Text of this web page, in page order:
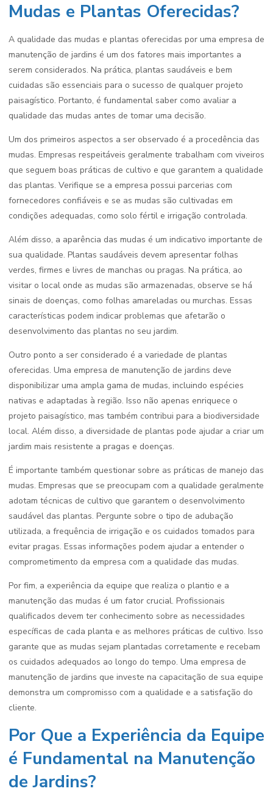
Mudas e Plantas Oferecidas?
A qualidade das mudas e plantas oferecidas por uma empresa de
manutenção de jardins é um dos fatores mais importantes a
serem considerados. Na prática, plantas saudáveis e bem
cuidadas são essenciais para o sucesso de qualquer projeto
paisagístico. Portanto, é fundamental saber como avaliar a
qualidade das mudas antes de tomar uma decisão.
Um dos primeiros aspectos a ser observado é a procedência das
mudas. Empresas respeitáveis geralmente trabalham com viveiros
que seguem boas práticas de cultivo e que garantem a qualidade
das plantas. Verifique se a empresa possui parcerias com
fornecedores confiáveis e se as mudas são cultivadas em
condições adequadas, como solo fértil e irrigação controlada.
Além disso, a aparência das mudas é um indicativo importante de
sua qualidade. Plantas saudáveis devem apresentar folhas
verdes, firmes e livres de manchas ou pragas. Na prática, ao
visitar o local onde as mudas são armazenadas, observe se há
sinais de doenças, como folhas amareladas ou murchas. Essas
características podem indicar problemas que afetarão o
desenvolvimento das plantas no seu jardim.
Outro ponto a ser considerado é a variedade de plantas
oferecidas. Uma empresa de manutenção de jardins deve
disponibilizar uma ampla gama de mudas, incluindo espécies
nativas e adaptadas à região. Isso não apenas enriquece o
projeto paisagístico, mas também contribui para a biodiversidade
local. Além disso, a diversidade de plantas pode ajudar a criar um
jardim mais resistente a pragas e doenças.
É importante também questionar sobre as práticas de manejo das
mudas. Empresas que se preocupam com a qualidade geralmente
adotam técnicas de cultivo que garantem o desenvolvimento
saudável das plantas. Pergunte sobre o tipo de adubação
utilizada, a frequência de irrigação e os cuidados tomados para
evitar pragas. Essas informações podem ajudar a entender o
comprometimento da empresa com a qualidade das mudas.
Por fim, a experiência da equipe que realiza o plantio e a
manutenção das mudas é um fator crucial. Profissionais
qualificados devem ter conhecimento sobre as necessidades
específicas de cada planta e as melhores práticas de cultivo. Isso
garante que as mudas sejam plantadas corretamente e recebam
os cuidados adequados ao longo do tempo. Uma empresa de
manutenção de jardins que investe na capacitação de sua equipe
demonstra um compromisso com a qualidade e a satisfação do
cliente.
Por Que a Experiência da Equipe
é Fundamental na Manutenção
de Jardins?